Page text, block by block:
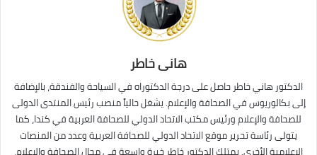
هانى خاطر
الدكتور هاني خاطر حاصل على درجة الدكتوراه في السياحة والفندقة، بالإضافة
إلى بكالوريوس في الصحافة والإعلام. يشغل حالياً منصب رئيس المنتدى الدولى
للصحافة والإعلام ورئيس مكتب الاتحاد الدولي للصحافة العربية في كندا، كما
يتولى رئاسة تحرير موقع الاتحاد الدولي للصحافة العربية وعدد من المنصات
الإعلامية الأخرى. يمتلك الدكتور خاطر خبرة واسعة في مجال الصحافة والإعلام،